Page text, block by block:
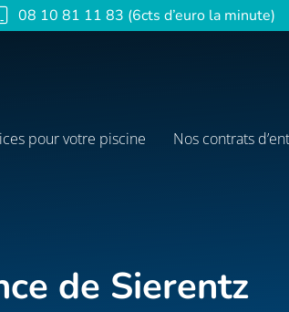
08 10 81 11 83 (6cts d’euro la minute)
pour votre piscine Nos contrats
de Sierentz